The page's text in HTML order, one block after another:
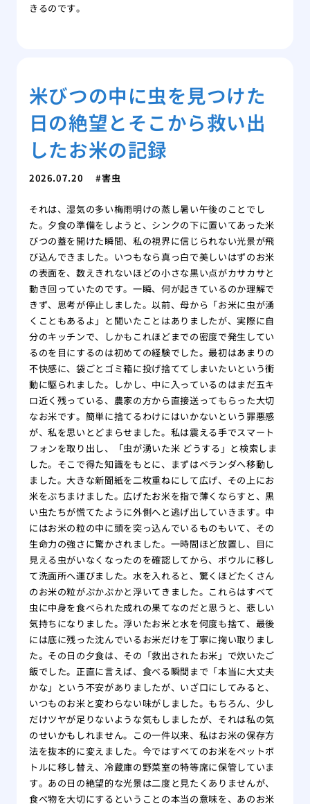
きるのです。
米びつの中に虫を見つけた
日の絶望とそこから救い出
したお米の記録
2026.07.20 害虫
それは、湿気の多い梅雨明けの蒸し暑い午後のことでし
た。夕食の準備をしようと、シンクの下に置いてあった米
びつの蓋を開けた瞬間、私の視界に信じられない光景が飛
び込んできました。いつもなら真っ白で美しいはずのお米
の表面を、数えきれないほどの小さな黒い点がカサカサと
動き回っていたのです。一瞬、何が起きているのか理解で
きず、思考が停止しました。以前、母から「お米に虫が湧
くこともあるよ」と聞いたことはありましたが、実際に自
分のキッチンで、しかもこれほどまでの密度で発生してい
るのを目にするのは初めての経験でした。最初はあまりの
不快感に、袋ごとゴミ箱に投げ捨ててしまいたいという衝
動に駆られました。しかし、中に入っているのはまだ五キ
ロ近く残っている、農家の方から直接送ってもらった大切
なお米です。簡単に捨てるわけにはいかないという罪悪感
が、私を思いとどまらせました。私は震える手でスマート
フォンを取り出し、「虫が湧いた米 どうする」と検索しま
した。そこで得た知識をもとに、まずはベランダへ移動し
ました。大きな新聞紙を二枚重ねにして広げ、その上にお
米をぶちまけました。広げたお米を指で薄くならすと、黒
い虫たちが慌てたように外側へと逃げ出していきます。中
にはお米の粒の中に頭を突っ込んでいるものもいて、その
生命力の強さに驚かされました。一時間ほど放置し、目に
見える虫がいなくなったのを確認してから、ボウルに移し
て洗面所へ運びました。水を入れると、驚くほどたくさん
のお米の粒がぷかぷかと浮いてきました。これらはすべて
虫に中身を食べられた成れの果てなのだと思うと、悲しい
気持ちになりました。浮いたお米と水を何度も捨て、最後
には底に残った沈んでいるお米だけを丁寧に掬い取りまし
た。その日の夕食は、その「救出されたお米」で炊いたご
飯でした。正直に言えば、食べる瞬間まで「本当に大丈夫
かな」という不安がありましたが、いざ口にしてみると、
いつものお米と変わらない味がしました。もちろん、少し
だけツヤが足りないような気もしましたが、それは私の気
のせいかもしれません。この一件以来、私はお米の保存方
法を抜本的に変えました。今ではすべてのお米をペットボ
トルに移し替え、冷蔵庫の野菜室の特等席に保管していま
す。あの日の絶望的な光景は二度と見たくありませんが、
食べ物を大切にするということの本当の意味を、あのお米